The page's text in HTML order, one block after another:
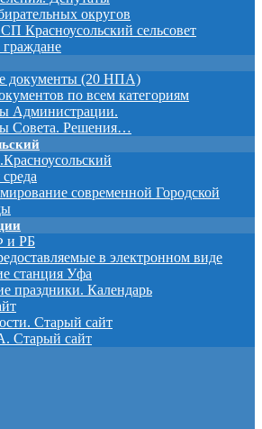
округов
Красноусольский сельсовет
документы (20 НПА)
по всем категориям
Администрации.
Совета. Решения…
современной Городской
и РБ
в электронном виде
станция Уфа
праздники. Календарь
Старый сайт
Старый сайт